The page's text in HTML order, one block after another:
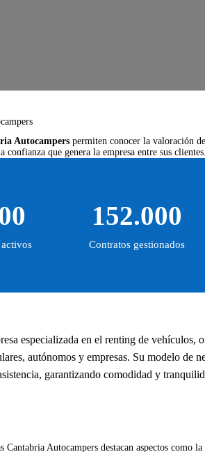
Autocampers permiten conocer la valoración
que genera la empresa entre sus clientes.
152.000
Contratos gestionados
especializada en el renting de vehículos,
autónomos y empresas. Su modelo de
garantizando comodidad y